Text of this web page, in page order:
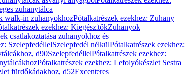
zuhanytálca
walk-in zuhanyokhozPótalkatrészek ezekhez: Zuhany
ezekhez: KiegészítőkZuhanyok
csatlakoztatása zuhanyokhoz és
SzelepfedéllelSzelepfedél nélkülPótalkatrészek ezekhez:
d90SzelepfedéllelPótalkatrészek ezekhez:
Pótalkatrészek ezekhez: Lefolyókészlet Sestra
fürdőkádakhoz, d52Excenteres